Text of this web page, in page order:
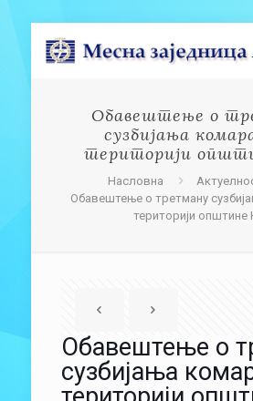
Обавештење о
сузбијања
територији
Насловна
Обавештење о третману
територији општине
Обавештење о
сузбијања